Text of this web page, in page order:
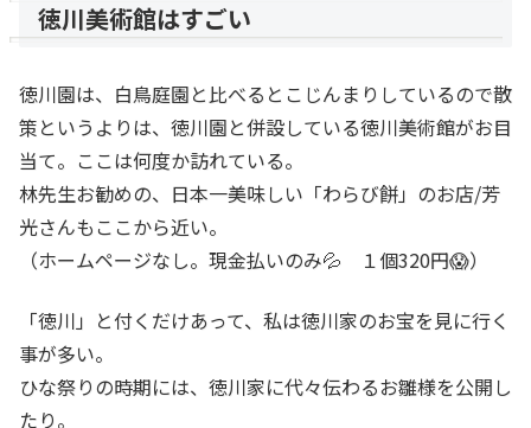
徳川美術館はすごい
徳川園は、白鳥庭園と比べるとこじんまりしているので散
策というよりは、徳川園と併設している徳川美術館がお目
当て。ここは何度か訪れている。
林先生お勧めの、日本一美味しい「わらび餅」のお店/芳
光さんもここから近い。
（ホームページなし。現金払いのみ💦 １個320円😱）
「徳川」と付くだけあって、私は徳川家のお宝を見に行く
事が多い。
ひな祭りの時期には、徳川家に代々伝わるお雛様を公開し
たり。